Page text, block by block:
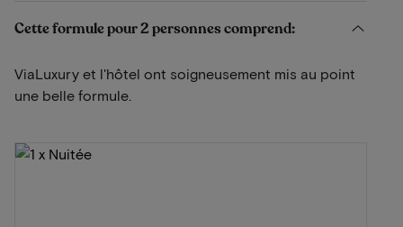
Cette formule pour 2 personnes comprend:
ViaLuxury et l'hôtel ont soigneusement mis au point
une belle formule.